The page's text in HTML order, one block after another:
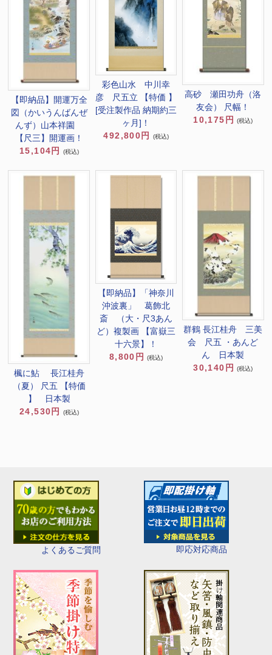
よくあるご質問 即応対応商品
【即納品】開運万全
図（かいうんばんぜ
んず）山本祥園
【尺三】開運画！
15,104円
(税込)
彩色山水 中川幸
彦 尺五立 【特価 】
[受注製作品 納期約三
ヶ月]！
492,800円
(税込)
高砂 瀬田功舟（洛
友会） 尺幅！
10,175円 (税込)
楓に鮎 長江桂舟
（夏） 尺五 【特価
】 日本製
24,530円
(税込)
【即納品】「神奈川
沖波裏」 葛飾北
斎 （大・尺3あん
ど）複製画 【富嶽三
十六景】！
8,800円
(税込)
群鶴 長江桂舟 三美
会 尺五 ・あんど
ん 日本製
30,140円
(税込)